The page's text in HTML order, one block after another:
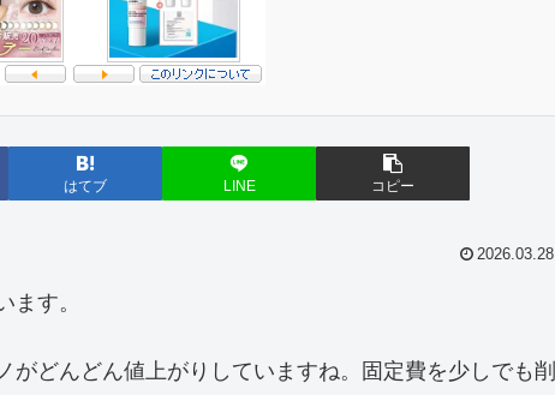
はてブ LINE コピー
2026.03.28
ます。
どんどん値上がりしていますね。固定費を少しでも削